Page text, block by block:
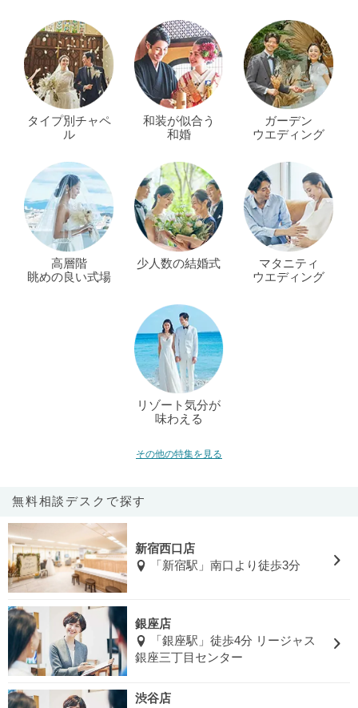
タイプ別チャペ
ル
和装が似合う
和婚
ガーデン
ウエディング
高層階
眺めの良い式場
少人数の結婚式
マタニティ
ウエディング
リゾート気分が
味わえる
その他の特集を見る
無料相談デスクで探す
新宿西口店
「新宿駅」南口より徒歩3分
銀座店
「銀座駅」徒歩4分 リージャス
銀座三丁目センター
渋谷店